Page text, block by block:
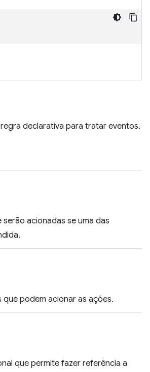
declarativa para tratar eventos.
acionadas se uma das
podem acionar as ações.
que permite fazer referência a